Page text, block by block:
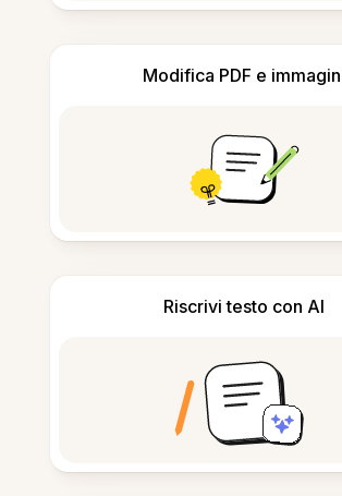
Modifica PDF e
Riscrivi testo con AI